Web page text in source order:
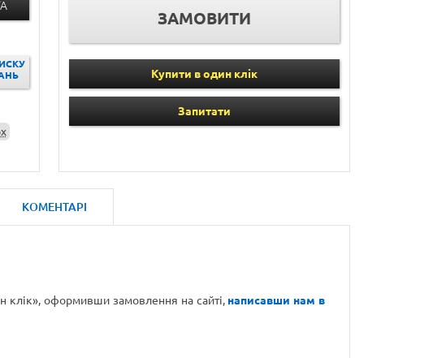
Купити в один клік
Запитати
КОМЕНТАРІ
клік», оформивши замовлення на сайті, написавши нам в